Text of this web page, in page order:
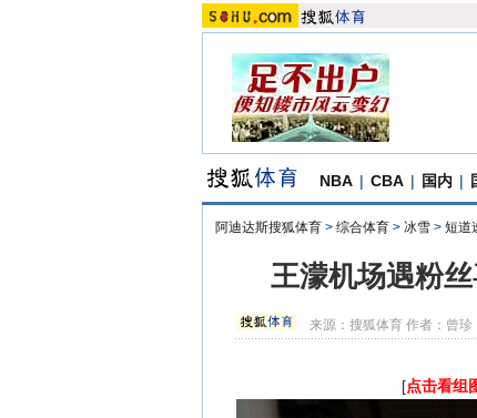
NBA | CBA | 国内 |
阿迪达斯搜狐体育 > 综合体育 > 冰雪 > 短道
王濛机场遇粉
来源：搜狐体育 作者：曾珍
[点击看组